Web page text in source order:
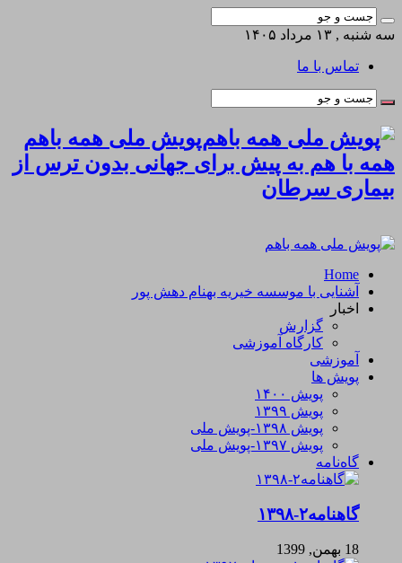
سه شنبه , ۱۳ مرداد ۱۴۰۵
تماس با ما
پویش ملی همه باهم
همه با هم به پیش برای جهانی بدون ترس از
بیماری سرطان
Home
آشنایی با موسسه خیریه بهنام دهش پور
اخبار
گزارش
کارگاه آموزشی
آموزشی
پویش ها
پویش ۱۴۰۰
پویش ۱۳۹۹
پویش ۱۳۹۸-پویش ملی
پویش ۱۳۹۷-پویش ملی
گاه‌نامه
گاهنامه۲-۱۳۹۸
18 بهمن, 1399